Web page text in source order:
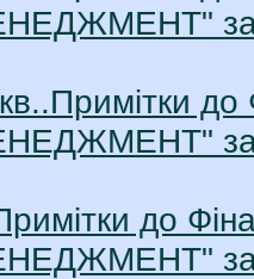
за
за
до
за